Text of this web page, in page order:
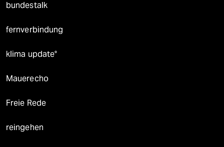
bundestalk
fernverbindung
klima update°
Mauerecho
Freie Rede
reingehen